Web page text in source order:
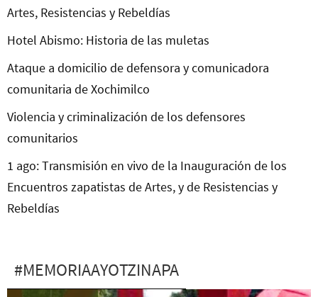
Artes, Resistencias y Rebeldías
Hotel Abismo: Historia de las muletas
Ataque a domicilio de defensora y comunicadora
comunitaria de Xochimilco
Violencia y criminalización de los defensores
comunitarios
1 ago: Transmisión en vivo de la Inauguración de los
Encuentros zapatistas de Artes, y de Resistencias y
Rebeldías
#MEMORIAAYOTZINAPA